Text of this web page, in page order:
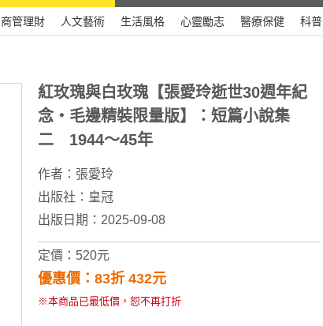
商管理財 人文藝術 生活風格 心靈勵志 醫療保健 科普
紅玫瑰與白玫瑰【張愛玲逝世30週年紀
念‧毛邊精裝限量版】：短篇小說集
二 1944～45年
作者： 張愛玲
出版社： 皇冠
出版日期：2025-09-08
定價：520元
優惠價：83折 432元
※本商品已最低價，恕不再打折